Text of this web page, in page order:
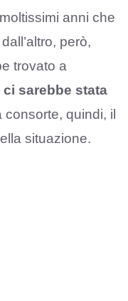
anni che
però,
trovato a
sarebbe stata
quindi, il
situazione.